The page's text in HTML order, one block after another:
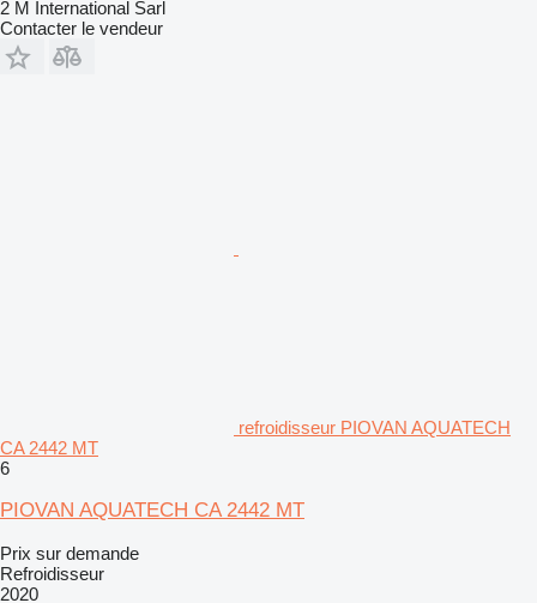
2 M International Sarl
Contacter le vendeur
refroidisseur PIOVAN AQUATECH
CA 2442 MT
6
PIOVAN AQUATECH CA 2442 MT
Prix sur demande
Refroidisseur
2020